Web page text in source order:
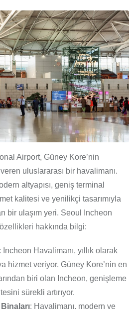
Airport, Güney Kore’nin
uluslararası bir havalimanı.
altyapısı, geniş terminal
kalitesi ve yenilikçi tasarımıyla
bir ulaşım yeri. Seoul Incheon
hakkında bilgi:
: Incheon Havalimanı, yıllık olarak
hizmet veriyor. Güney Kore’nin en
biri olan Incheon, genişleme
sürekli artırıyor.
: Havalimanı, modern ve